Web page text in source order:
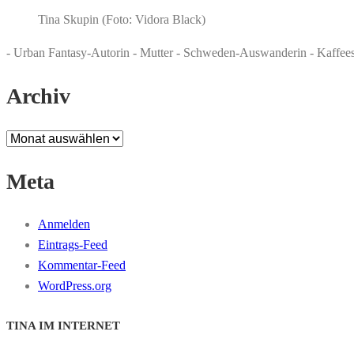
Tina Skupin (Foto: Vidora Black)
- Urban Fantasy-Autorin - Mutter - Schweden-Auswanderin -
Archiv
Archiv
Meta
Anmelden
Eintrags-Feed
Kommentar-Feed
WordPress.org
TINA IM INTERNET